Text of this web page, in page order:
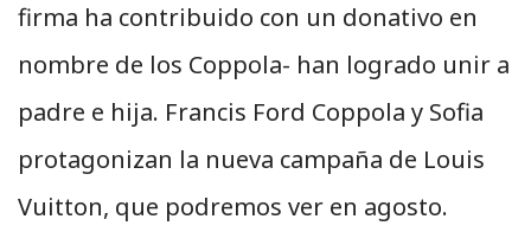
firma ha contribuido con un donativo en
nombre de los Coppola- han logrado unir a
padre e hija. Francis Ford Coppola y Sofia
protagonizan la nueva campaña de Louis
Vuitton, que podremos ver en agosto.